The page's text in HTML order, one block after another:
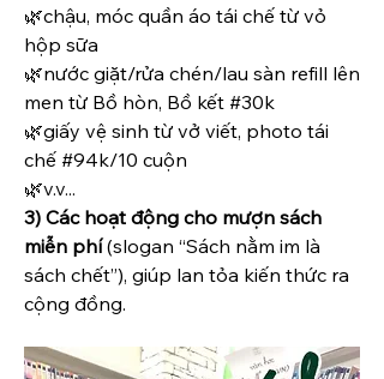
🌿chậu, móc quần áo tái chế từ vỏ
hộp sữa
🌿nước giặt/rửa chén/lau sàn refill lên
men từ Bồ hòn, Bồ kết #30k
🌿giấy vệ sinh từ vở viết, photo tái
chế #94k/10 cuộn
🌿v.v...
3) Các hoạt động cho mượn sách
miễn phí (slogan “Sách nằm im là
sách chết”), giúp lan tỏa kiến thức ra
cộng đồng.